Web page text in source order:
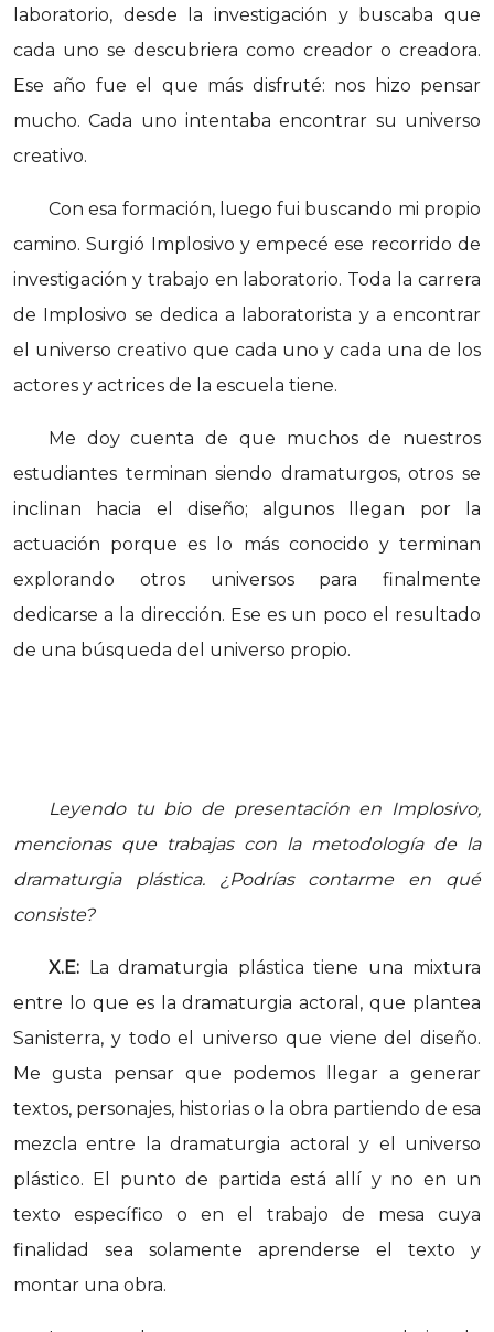
laboratorio, desde la investigación y buscaba que
cada uno se descubriera como creador o creadora.
Ese año fue el que más disfruté: nos hizo pensar
mucho. Cada uno intentaba encontrar su universo
creativo.
Con esa formación, luego fui buscando mi propio
camino. Surgió Implosivo y empecé ese recorrido de
investigación y trabajo en laboratorio. Toda la carrera
de Implosivo se dedica a laboratorista y a encontrar
el universo creativo que cada uno y cada una de los
actores y actrices de la escuela tiene.
Me doy cuenta de que muchos de nuestros
estudiantes terminan siendo dramaturgos, otros se
inclinan hacia el diseño; algunos llegan por la
actuación porque es lo más conocido y terminan
explorando otros universos para finalmente
dedicarse a la dirección. Ese es un poco el resultado
de una búsqueda del universo propio.
Leyendo tu bio de presentación en Implosivo,
mencionas que trabajas con la metodología de la
dramaturgia plástica. ¿Podrías contarme en qué
consiste?
X.E: La dramaturgia plástica tiene una mixtura
entre lo que es la dramaturgia actoral, que plantea
Sanisterra, y todo el universo que viene del diseño.
Me gusta pensar que podemos llegar a generar
textos, personajes, historias o la obra partiendo de esa
mezcla entre la dramaturgia actoral y el universo
plástico. El punto de partida está allí y no en un
texto específico o en el trabajo de mesa cuya
finalidad sea solamente aprenderse el texto y
montar una obra.